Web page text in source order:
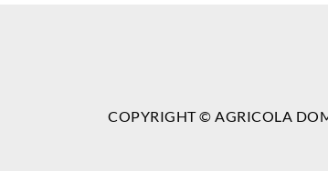
COPYRIGHT © AGRICOLA